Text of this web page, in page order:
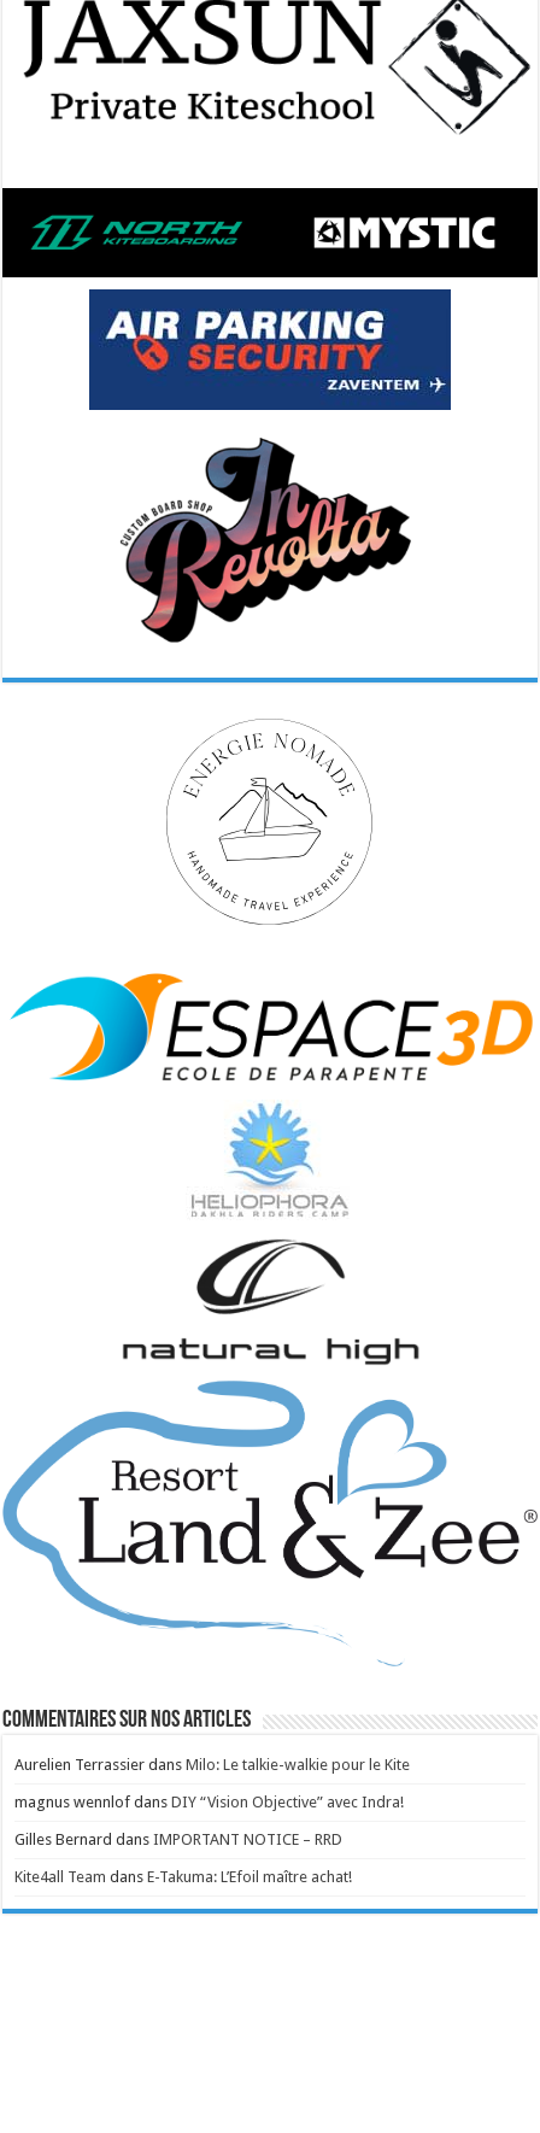
Commentaires sur nos articles
Aurelien Terrassier dansMilo: Le talkie-walkie pour le Kite
magnus wennlof dansDIY “Vision Objective” avec Indra!
Gilles Bernard dansIMPORTANT NOTICE – RRD
Kite4all Team dansE-Takuma: L’Efoil maître achat!